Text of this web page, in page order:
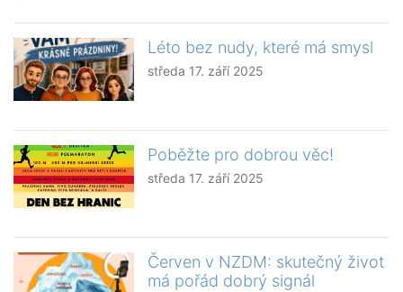
Léto bez nudy, které má smysl
středa 17. září 2025
Poběžte pro dobrou věc!
středa 17. září 2025
Červen v NZDM: skutečný život
má pořád dobrý signál